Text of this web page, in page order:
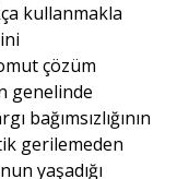
kullanmakla
çözüm
genelinde
bağımsızlığının
gerilemeden
yaşadığı